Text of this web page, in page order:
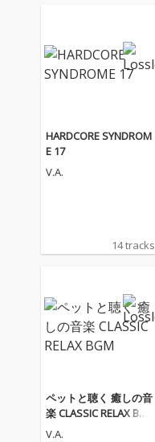
用いて440 Acoustic Wa
vesというタイトルと
つけることになった。
u、GoryMurgy、Sans
Blague、2 Day Old Sn
eakers、Vanillare、Vi
asの7組。それぞれの
ジョンにも期待されて
HARDCORE SYNDROM
E 17
V.A.
14 tracks
ペットと聴く 癒しの音
楽 CLASSIC RELAX BG
M
V.A.